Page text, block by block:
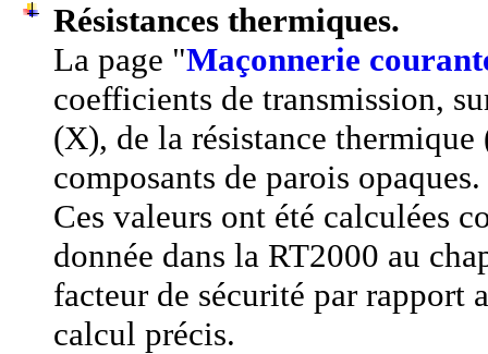
Résistances thermiques.
La page "Maçonnerie
coefficients de transmission,
(X), de la résistance thermique
composants de parois opaques.
Ces valeurs ont été calculées
donnée dans la RT2000 au
facteur de sécurité par rapport
calcul précis.